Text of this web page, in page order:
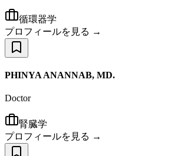
循環器学
プロフィールを見る →
PHINYA ANANNAB, MD.
Doctor
腎臓学
プロフィールを見る →